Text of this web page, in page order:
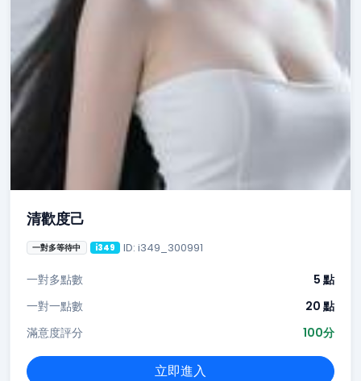
清歡度己
一對多等待中 i349 ID: i349_300991
一對多點數
5 點
一對一點數
20 點
滿意度評分
100分
立即進入